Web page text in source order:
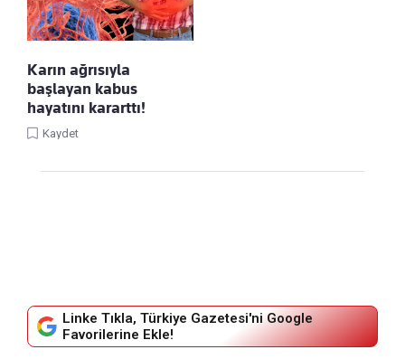
Karın ağrısıyla
başlayan kabus
hayatını kararttı!
Kaydet
Linke Tıkla, Türkiye Gazetesi'ni Google
Favorilerine Ekle!